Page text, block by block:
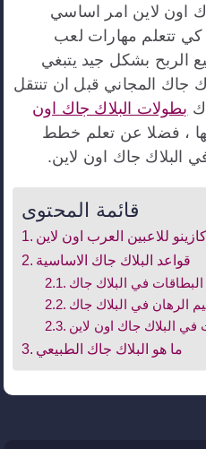
اون لاين امر اساسي
كي تتعلم مهارات لعب
الربح بشكل جيد يتبغي
جاك المجاني قبل ان تنتقل
بطولات البلاك جاك اون
، فضلا عن تعلم خطط
البلاك جاك اون لاين.
قائمة المحتوى
للاعبين العرب اون لاين
قواعد البلاك جاك الاساسية
البطاقات في البلاك جاك
الرهان في البلاك جاك
البلاك جاك اون لاين
ما هو البلاك جاك الطبيعي